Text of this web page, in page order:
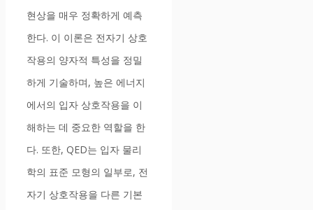
현상을 매우 정확하게 예측
한다. 이 이론은 전자기 상호
작용의 양자적 특성을 정밀
하게 기술하며, 높은 에너지
에서의 입자 상호작용을 이
해하는 데 중요한 역할을 한
다. 또한, QED는 입자 물리
학의 표준 모형의 일부로, 전
자기 상호작용을 다른 기본